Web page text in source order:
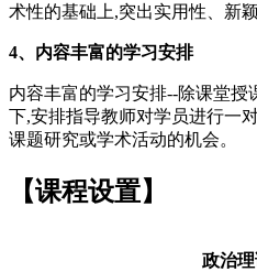
术性的基础上,突出实用性、新
4、内容丰富的学习安排
内容丰富的学习安排--除课堂授
下,安排指导教师对学员进行一
课题研究或学术活动的机会。
【课程设置】
政治